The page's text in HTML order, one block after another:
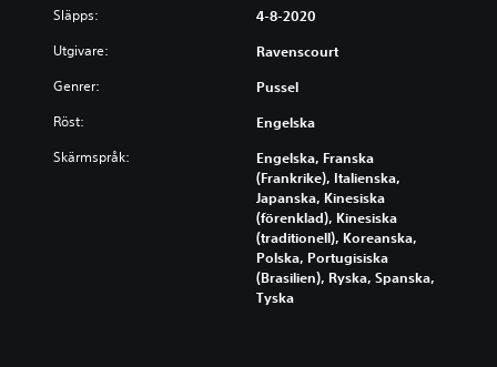
Släpps: 4-8-2020
Utgivare: Ravenscourt
Genrer: Pussel
Röst: Engelska
Skärmspråk:
Engelska, Franska
(Frankrike), Italienska,
Japanska, Kinesiska
(förenklad), Kinesiska
(traditionell), Koreanska,
Polska, Portugisiska
(Brasilien), Ryska, Spanska,
Tyska